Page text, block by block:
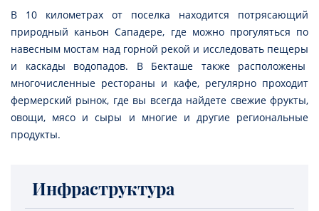
В 10 километрах от поселка находится потрясающий
природный каньон Сападере, где можно прогуляться по
навесным мостам над горной рекой и исследовать пещеры
и каскады водопадов. В Бекташе также расположены
многочисленные рестораны и кафе, регулярно проходит
фермерский рынок, где вы всегда найдете свежие фрукты,
овощи, мясо и сыры и многие и другие региональные
продукты.
Инфраструктура